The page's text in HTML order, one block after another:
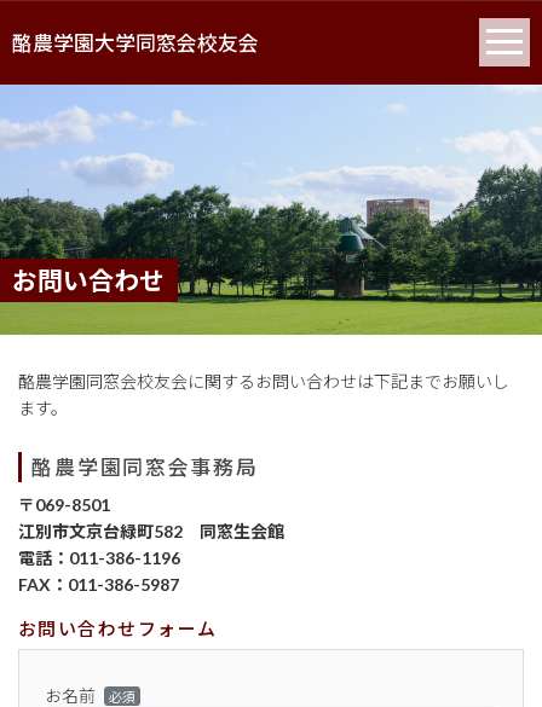
酪農学園大学同窓会校友会
お問い合わせ
酪農学園同窓会校友会に関するお問い合わせは下記までお願いし
ます。
酪農学園同窓会事務局
〒069-8501
江別市文京台緑町582 同窓生会館
電話：011-386-1196
FAX：011-386-5987
お問い合わせフォーム
お名前 必須